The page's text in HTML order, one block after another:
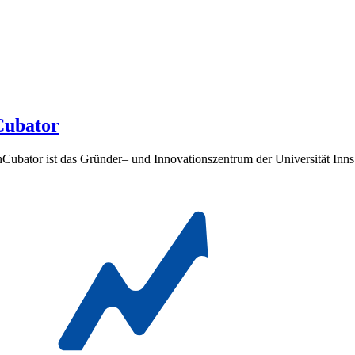
ist das Gründer– und Innovationszentrum der Universität